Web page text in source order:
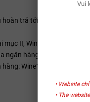
Vui
• Website
• The
trả tới quý khách
mục II, Wine1855.vn sẽ
hàng: khách hàng sẽ
Wine1855.vn sẽ